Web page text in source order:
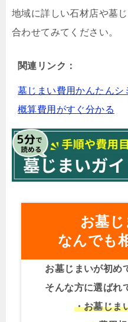
地域に詳しい石材店や墓
合わせてみてください。
関連リンク：
墓じまい費用かんたん
概算費用がすぐ分かる
お墓
なんでも
お墓じまいが初め
そんな方に選ばれ
・お墓じま